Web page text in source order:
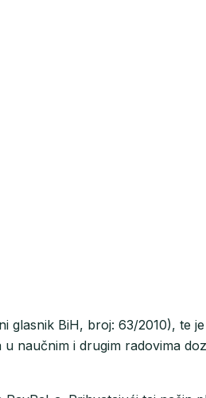
glasnik BiH, broj: 63/2010), te
naučnim i drugim radovima